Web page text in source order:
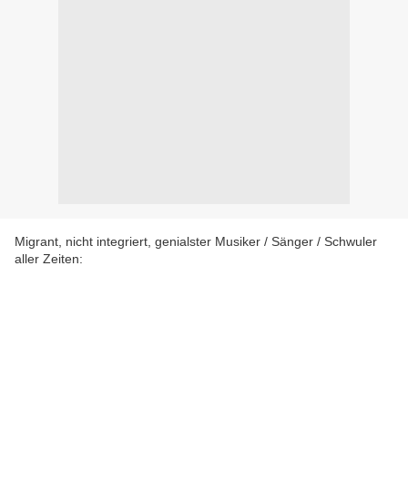
Migrant, nicht integriert, genialster Musiker / Sänger / Schwuler
aller Zeiten: